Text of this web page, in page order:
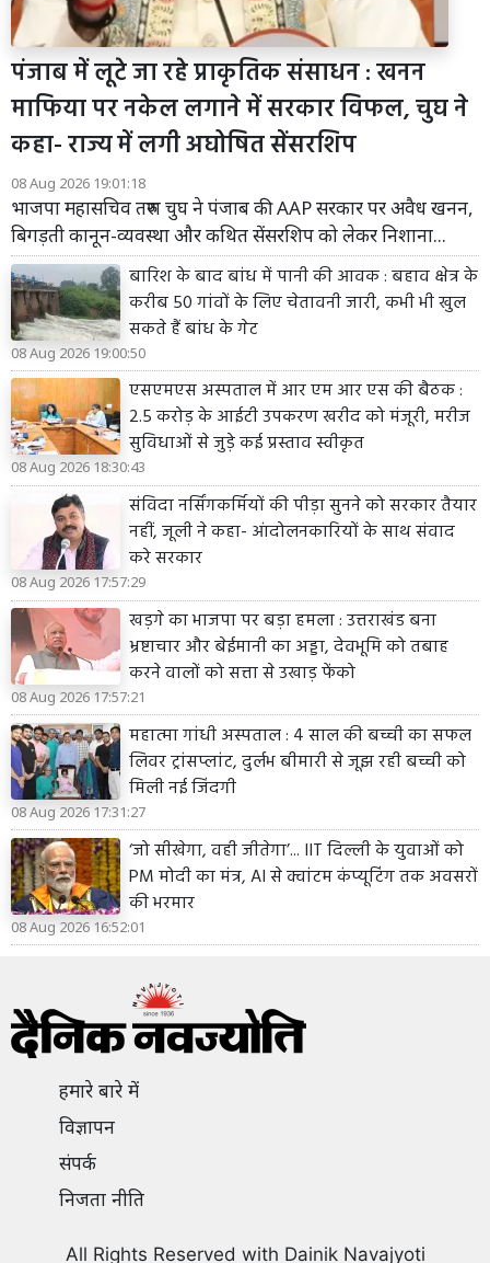
पंजाब में लूटे जा रहे प्राकृतिक संसाधन : खनन
माफिया पर नकेल लगाने में सरकार विफल, चुघ ने
कहा- राज्य में लगी अघोषित सेंसरशिप
08 Aug 2026 19:01:18
भाजपा महासचिव तरुण चुघ ने पंजाब की AAP सरकार पर अवैध खनन,
बिगड़ती कानून-व्यवस्था और कथित सेंसरशिप को लेकर निशाना...
बारिश के बाद बांध में पानी की आवक : बहाव क्षेत्र के
करीब 50 गांवों के लिए चेतावनी जारी, कभी भी खुल
सकते हैं बांध के गेट
08 Aug 2026 19:00:50
एसएमएस अस्पताल में आर एम आर एस की बैठक :
2.5 करोड़ के आईटी उपकरण खरीद को मंजूरी, मरीज
सुविधाओं से जुड़े कई प्रस्ताव स्वीकृत
08 Aug 2026 18:30:43
संविदा नर्सिंगकर्मियों की पीड़ा सुनने को सरकार तैयार
नहीं, जूली ने कहा- आंदोलनकारियों के साथ संवाद
करे सरकार
08 Aug 2026 17:57:29
खड़गे का भाजपा पर बड़ा हमला : उत्तराखंड बना
भ्रष्टाचार और बेईमानी का अड्डा, देवभूमि को तबाह
करने वालों को सत्ता से उखाड़ फेंको
08 Aug 2026 17:57:21
महात्मा गांधी अस्पताल : 4 साल की बच्ची का सफल
लिवर ट्रांसप्लांट, दुर्लभ बीमारी से जूझ रही बच्ची को
मिली नई जिंदगी
08 Aug 2026 17:31:27
‘जो सीखेगा, वही जीतेगा’... IIT दिल्ली के युवाओं को
PM मोदी का मंत्र, AI से क्वांटम कंप्यूटिंग तक अवसरों
की भरमार
08 Aug 2026 16:52:01
हमारे बारे में
विज्ञापन
संपर्क
निजता नीति
All Rights Reserved with Dainik Navajyoti